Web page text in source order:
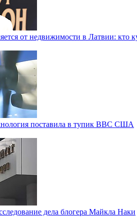
от недвижимости в Латвии: кто
поставила в тупик ВВС США
дела блогера Майкла Наки